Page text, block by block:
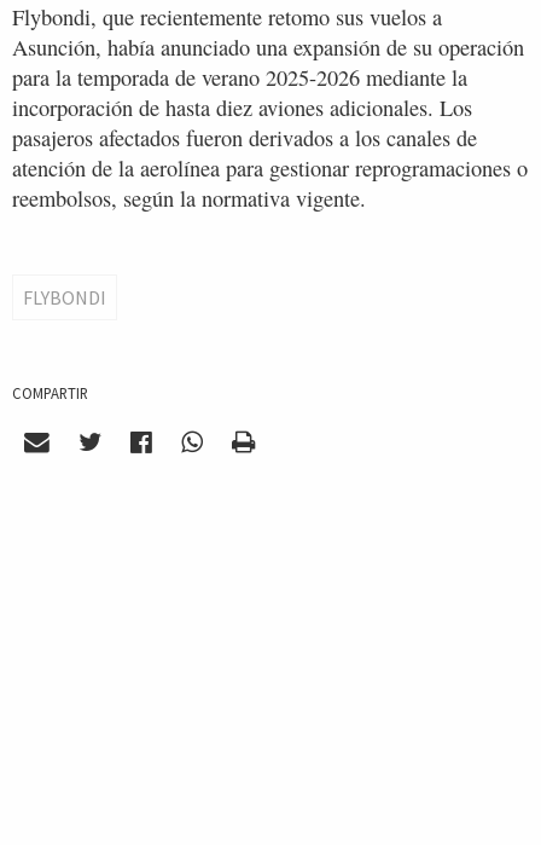
Flybondi, que recientemente retomo sus vuelos a
Asunción, había anunciado una expansión de su operación
para la temporada de verano 2025-2026 mediante la
incorporación de hasta diez aviones adicionales. Los
pasajeros afectados fueron derivados a los canales de
atención de la aerolínea para gestionar reprogramaciones o
reembolsos, según la normativa vigente.
FLYBONDI
COMPARTIR